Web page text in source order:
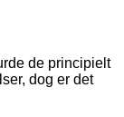
de principielt
dog er det